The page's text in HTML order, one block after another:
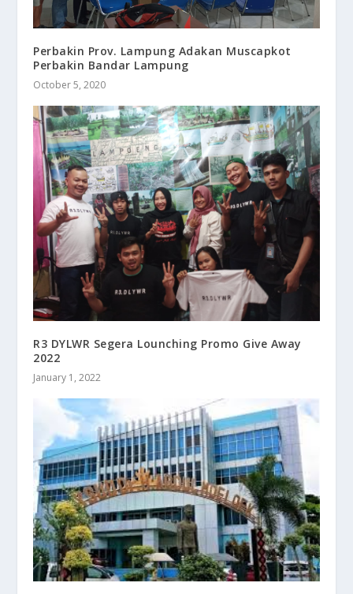
Perbakin Prov. Lampung Adakan Muscapkot
Perbakin Bandar Lampung
October 5, 2020
R3 DYLWR Segera Lounching Promo Give Away
2022
January 1, 2022